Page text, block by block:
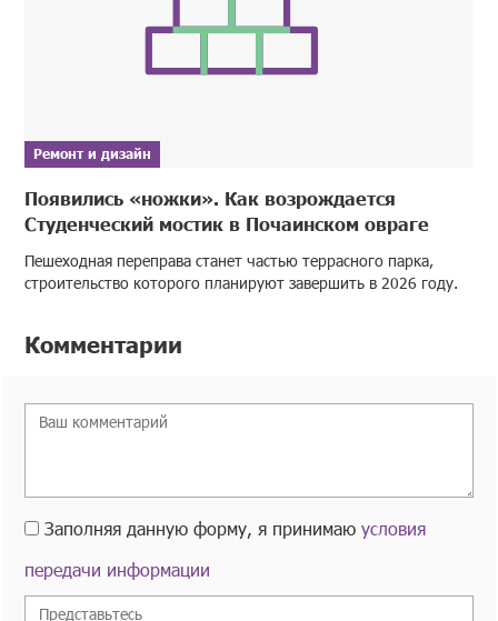
Ремонт и дизайн
Появились «ножки». Как возрождается
Студенческий мостик в Почаинском овраге
Пешеходная переправа станет частью террасного парка,
строительство которого планируют завершить в 2026 году.
Комментарии
Заполняя данную форму, я принимаюусловия
передачи информации